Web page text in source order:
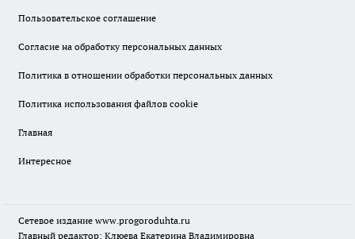
Пользовательское соглашение
Согласие на обработку персональных данных
Политика в отношении обработки персональных данных
Политика использования файлов cookie
Главная
Интересное
Сетевое издание www.progoroduhta.ru
Главный редактор: Клюева Екатерина Владимировна